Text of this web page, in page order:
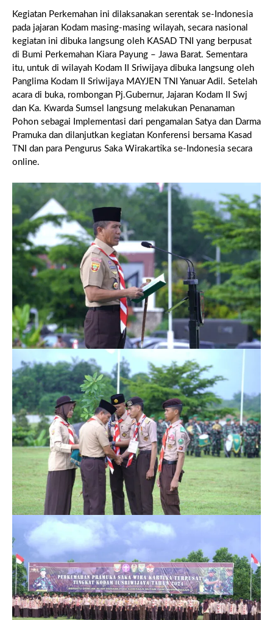
Kegiatan Perkemahan ini dilaksanakan serentak se-Indonesia
pada jajaran Kodam masing-masing wilayah, secara nasional
kegiatan ini dibuka langsung oleh KASAD TNI yang berpusat
di Bumi Perkemahan Kiara Payung – Jawa Barat. Sementara
itu, untuk di wilayah Kodam II Sriwijaya dibuka langsung oleh
Panglima Kodam II Sriwijaya MAYJEN TNI Yanuar Adil. Setelah
acara di buka, rombongan Pj.Gubernur, Jajaran Kodam II Swj
dan Ka. Kwarda Sumsel langsung melakukan Penanaman
Pohon sebagai Implementasi dari pengamalan Satya dan Darma
Pramuka dan dilanjutkan kegiatan Konferensi bersama Kasad
TNI dan para Pengurus Saka Wirakartika se-Indonesia secara
online.